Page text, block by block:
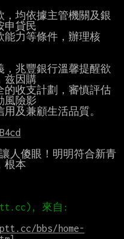
均依據主管機關及銀
申貸民
能力等條件，辦理核
，兆豐銀行溫馨提醒欲
兹因購
的收支計劃，審慎評估
風險影
及兼顧生活品質。
人傻眼！明明符合新青
根本
來自:
bbs/home-